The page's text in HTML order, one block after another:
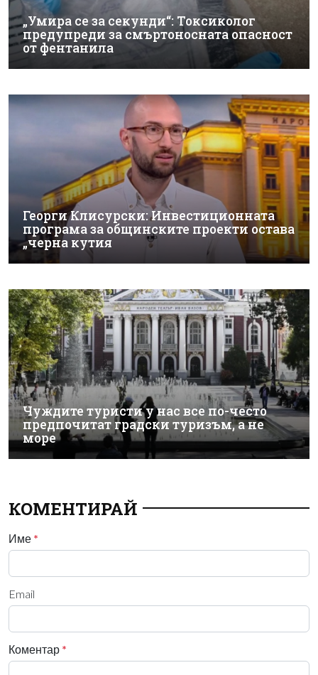
„Умира се за секунди“: Токсиколог
предупреди за смъртоносната опасност
от фентанила
Георги Клисурски: Инвестиционната
програма за общинските проекти остава
„черна кутия
Чуждите туристи у нас все по-често
предпочитат градски туризъм, а не
море
КОМЕНТИРАЙ
Име *
Email
Коментар *